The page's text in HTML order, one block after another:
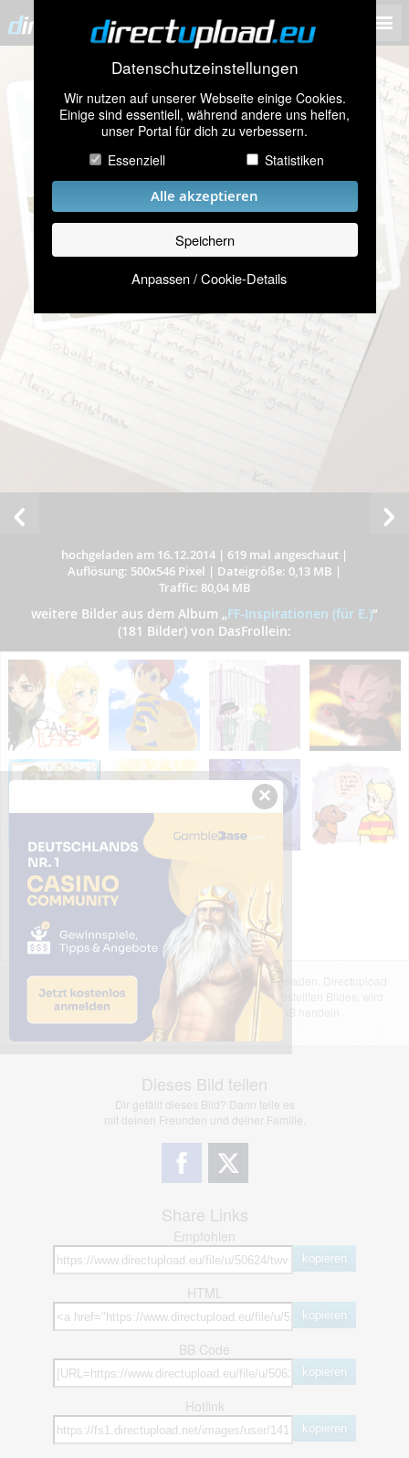
Datenschutzeinstellungen
Wir nutzen auf unserer Webseite einige Cookies.
Einige sind essentiell, während andere uns helfen,
unser Portal für dich zu verbessern.
Essenziell
Statistiken
Alle akzeptieren
Speichern
Anpassen / Cookie-Details
hochgeladen am 16.12.2014 | 619 mal angeschaut |
Auflösung: 500x546 Pixel | Dateigröße: 0,13 MB |
Traffic: 80,04 MB
weitere Bilder aus dem Album „FF-Inspirationen (für E.)”
(181 Bilder) von DasFrollein:
Das dargestellte Bild wurde von einem Nutzer hochgeladen. Directupload
übernimmt keinerlei Haftung für den Inhalt des dargestellten Bildes, wird
jedoch bei Verstößen nach §2(3) unserer AGB handeln.
Dieses Bild teilen
Dir gefällt dieses Bild? Dann teile es
mit deinen Freunden und deiner Familie.
Share Links
Empfohlen
kopieren
HTML
kopieren
BB Code
kopieren
Hotlink
kopieren
×